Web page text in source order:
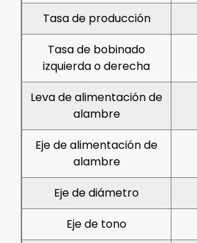
Tasa de producción
Tasa de bobinado
izquierda o derecha
Leva de alimentación de
alambre
Eje de alimentación de
alambre
Eje de diámetro
Eje de tono